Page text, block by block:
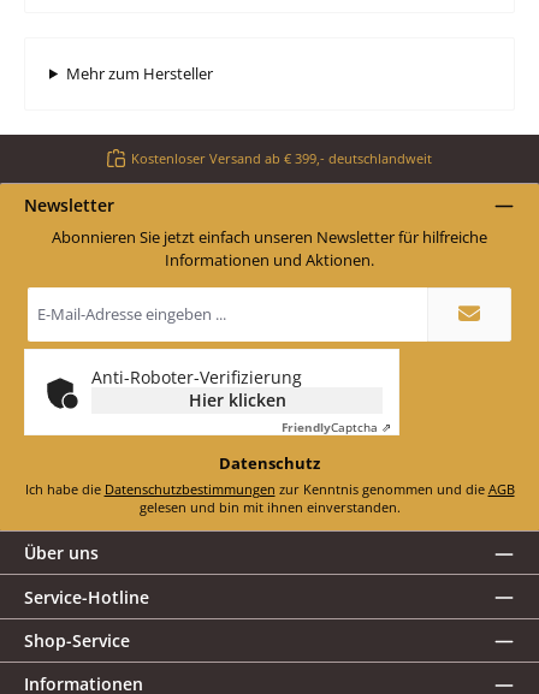
Mehr zum Hersteller
Kostenloser Versand ab € 399,- deutschlandweit
Newsletter
Abonnieren Sie jetzt einfach unseren Newsletter für hilfreiche
Informationen und Aktionen.
Mail-
*
Anti-Roboter-Verifizierung
Hier klicken
FriendlyCaptcha ⇗
Datenschutz
Ich habe die Datenschutzbestimmungen zur Kenntnis genommen und die AGB
gelesen und bin mit ihnen einverstanden.
Über uns
Service-Hotline
Shop-Service
Informationen